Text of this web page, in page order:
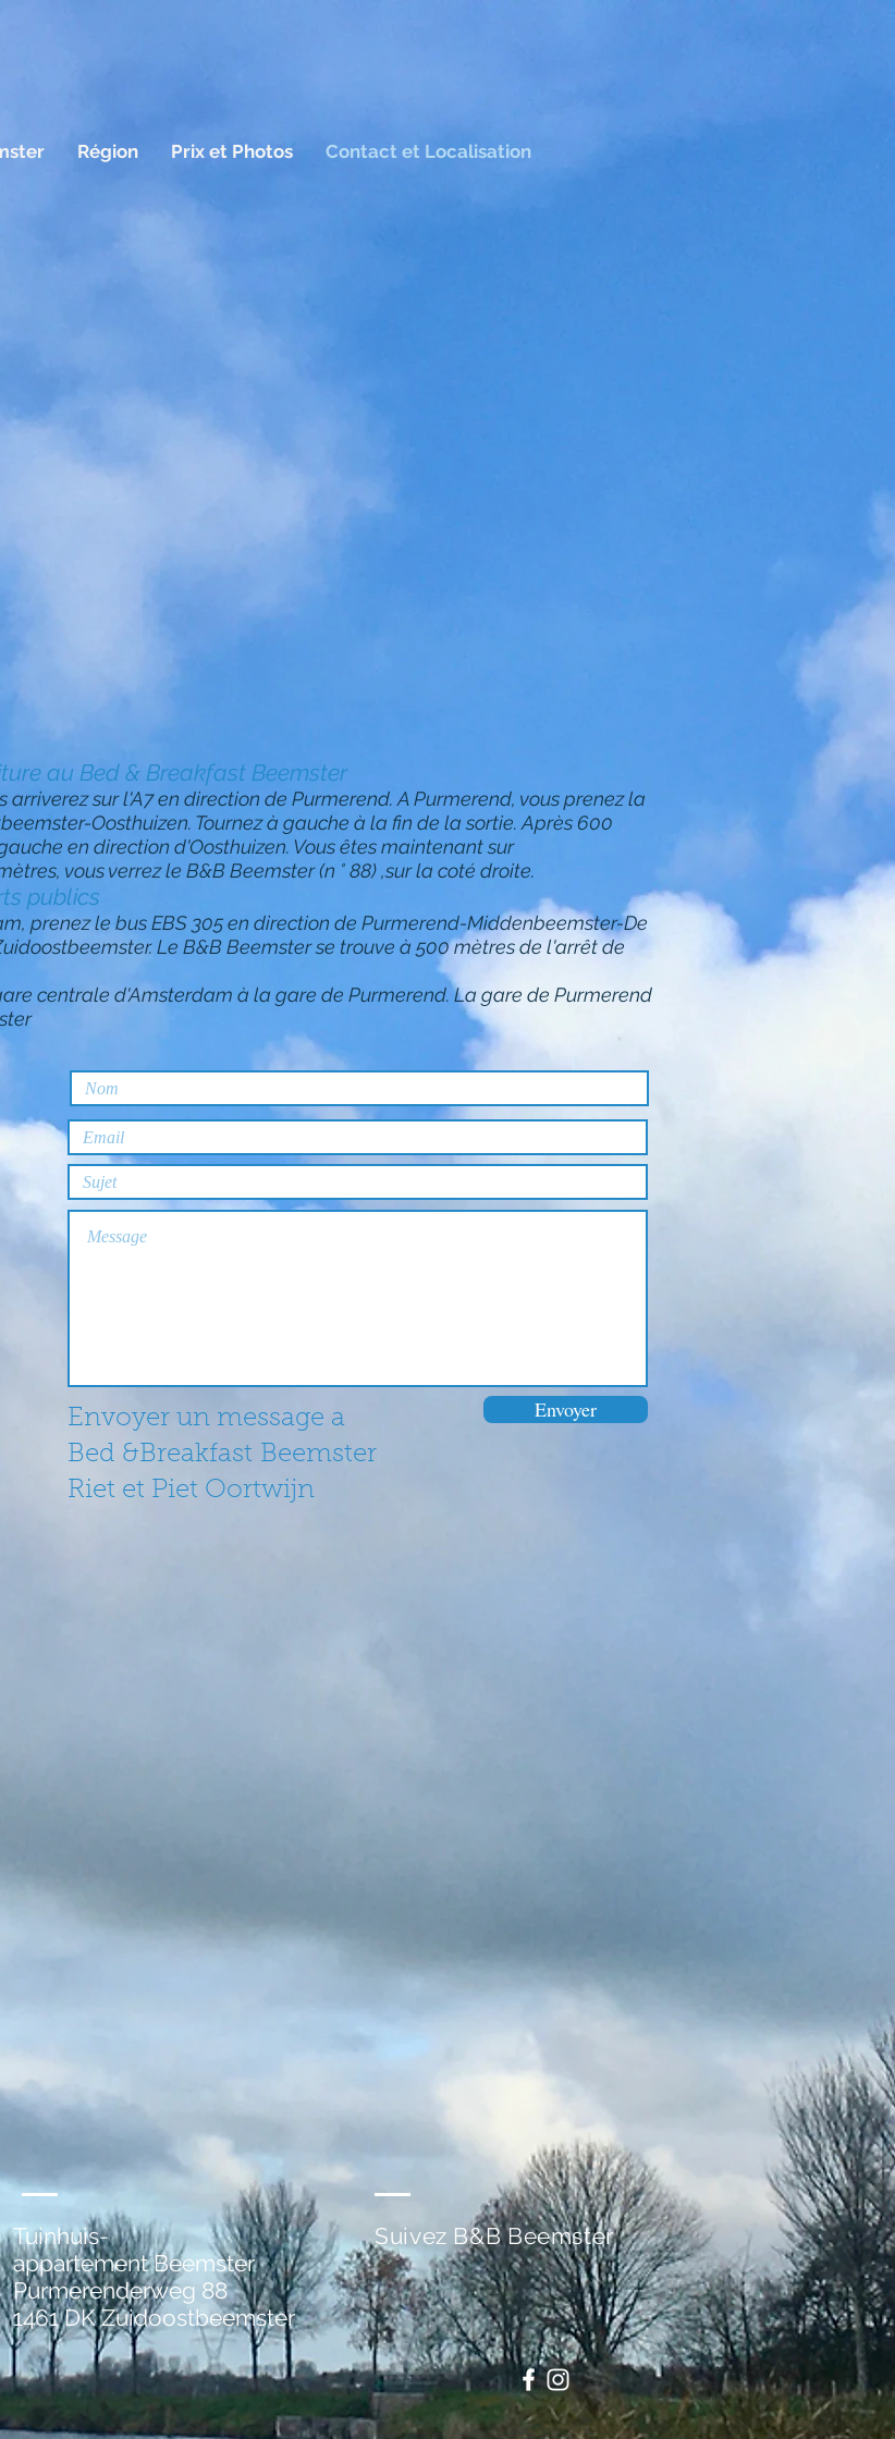
Région Prix et Photos Contact et Localisation
au Bed & Breakfast Beemster
arriverez sur l'A7 en direction de Purmerend. A Purmerend, vous prenez la
Oosthuizen. Tournez à gauche à la fin de la sortie. Après 600
en direction d'Oosthuizen. Vous êtes maintenant sur
vous verrez le B&B Beemster (n ° 88) ,sur la coté droite.
publics
prenez le bus EBS 305 en direction de Purmerend-Middenbeemster-De
Le B&B Beemster se trouve à 500 mètres de l'arrêt de
centrale d'Amsterdam à la gare de Purmerend. La gare de Purmerend
Envoyer un message a
Bed &Breakfast Beemster
Riet et Piet Oortwijn
Envoyer
Tuinhuis-
appartement Beemster
Purmerenderweg 88
1461 DK Zuidoostbeemster
Suivez B&B Beemster